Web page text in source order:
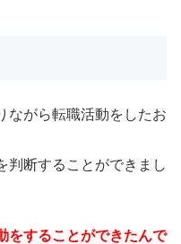
ながら転職活動をしたお
判断することができまし
をすることができたんで